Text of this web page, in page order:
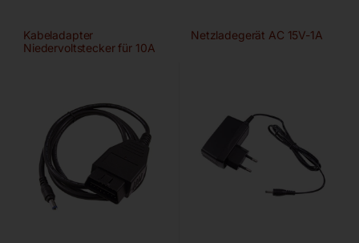
Kabeladapter
Niedervoltstecker für 10A
Netzladegerät AC 15V-1A